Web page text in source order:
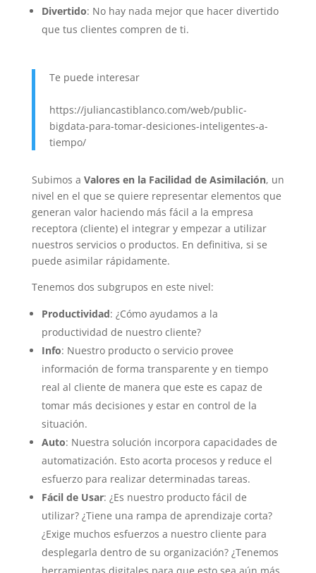
Divertido: No hay nada mejor que hacer divertido
que tus clientes compren de ti.
Te puede interesar
https://juliancastiblanco.com/web/public-
bigdata-para-tomar-desiciones-inteligentes-a-
tiempo/
Subimos a Valores en la Facilidad de Asimilación, un
nivel en el que se quiere representar elementos que
generan valor haciendo más fácil a la empresa
receptora (cliente) el integrar y empezar a utilizar
nuestros servicios o productos. En definitiva, si se
puede asimilar rápidamente.
Tenemos dos subgrupos en este nivel:
Productividad: ¿Cómo ayudamos a la
productividad de nuestro cliente?
Info: Nuestro producto o servicio provee
información de forma transparente y en tiempo
real al cliente de manera que este es capaz de
tomar más decisiones y estar en control de la
situación.
Auto: Nuestra solución incorpora capacidades de
automatización. Esto acorta procesos y reduce el
esfuerzo para realizar determinadas tareas.
Fácil de Usar: ¿Es nuestro producto fácil de
utilizar? ¿Tiene una rampa de aprendizaje corta?
¿Exige muchos esfuerzos a nuestro cliente para
desplegarla dentro de su organización? ¿Tenemos